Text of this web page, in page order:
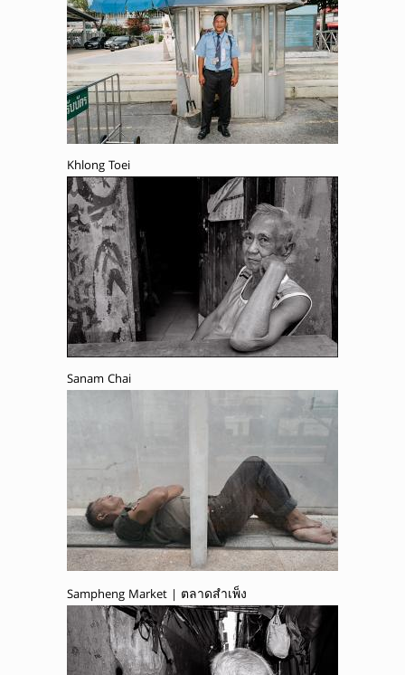
Khlong Toei
Sanam Chai
Sampheng Market | ตลาดสำเพ็ง